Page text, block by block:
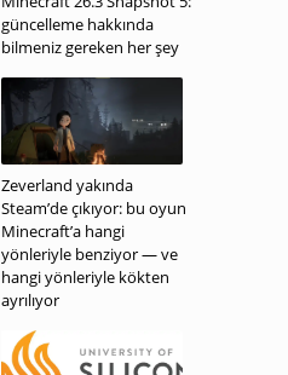
güncelleme hakkında
bilmeniz gereken her şey
Zeverland yakında
Steam’de çıkıyor: bu oyun
Minecraft’a hangi
yönleriyle benziyor — ve
hangi yönleriyle kökten
ayrılıyor